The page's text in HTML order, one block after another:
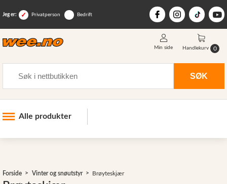
Jeg er: Privatperson Bedrift
SØK
Min side Handlekurv 0
Alle produkter
Landbruksutstyr
Forside Vinter og snøutstyr Brøyteskjær